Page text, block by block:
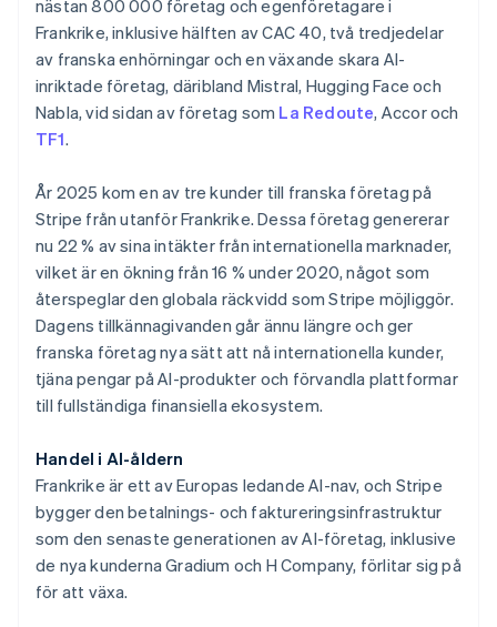
Identitetsverifiering online
Partner
Stripe App Marketplace
nästan 800 000 företag och egenföretagare i
Frankrike, inklusive hälften av CAC 40, två tredjedelar
av franska enhörningar och en växande skara AI-
inriktade företag, däribland Mistral, Hugging Face och
Nabla, vid sidan av företag som La Redoute, Accor och
TF1.
År 2025 kom en av tre kunder till franska företag på
Stripe från utanför Frankrike. Dessa företag genererar
nu 22 % av sina intäkter från internationella marknader,
vilket är en ökning från 16 % under 2020, något som
återspeglar den globala räckvidd som Stripe möjliggör.
Dagens tillkännagivanden går ännu längre och ger
franska företag nya sätt att nå internationella kunder,
tjäna pengar på AI-produkter och förvandla plattformar
till fullständiga finansiella ekosystem.
Handel i AI-åldern
Frankrike är ett av Europas ledande AI-nav, och Stripe
bygger den betalnings- och faktureringsinfrastruktur
som den senaste generationen av AI-företag, inklusive
de nya kunderna Gradium och H Company, förlitar sig på
för att växa.
Australien
English
Nederlands Français
Brasilien
PortuguêsEnglish
Bulgarien
English
Cypern
English